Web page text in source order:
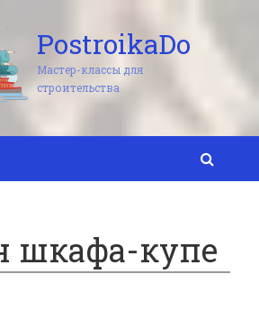
PostroikaDo
Мастер-классы для
строительства
шкафа-купе